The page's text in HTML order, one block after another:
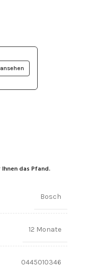
das Pfand.
Bosch
12 Monate
0445010346